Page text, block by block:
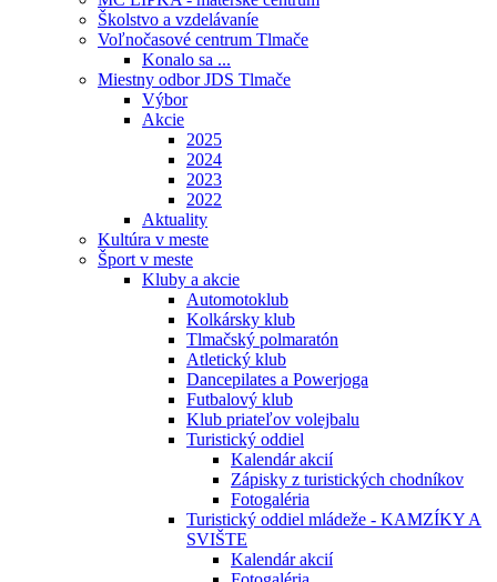
Školstvo a vzdelávaníe
Voľnočasové centrum Tlmače
Konalo sa ...
Miestny odbor JDS Tlmače
Výbor
Akcie
2025
2024
2023
2022
Aktuality
Kultúra v meste
Šport v meste
Kluby a akcie
Automotoklub
Kolkársky klub
Tlmačský polmaratón
Atletický klub
Dancepilates a Powerjoga
Futbalový klub
Klub priateľov volejbalu
Turistický oddiel
Kalendár akcií
Zápisky z turistických chodníkov
Fotogaléria
Turistický oddiel mládeže - KAMZÍKY A
SVIŠTE
Kalendár akcií